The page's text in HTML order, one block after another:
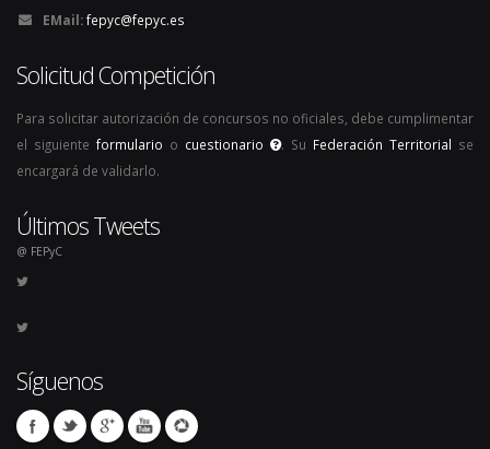
EMail:fepyc@fepyc.es
Solicitud Competición
Para solicitar autorización de concursos no oficiales, debe cumplimentar
el siguiente formulario o cuestionario . Su Federación Territorial se
encargará de validarlo.
Últimos Tweets
@ FEPyC
Síguenos